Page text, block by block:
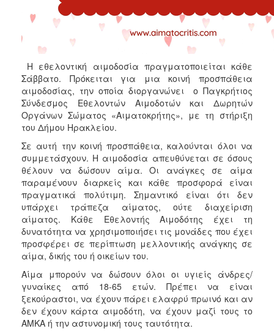
ΤΟΠΟΣ
ΠΟΛΙΤΙΣΜΟΣ
ΑΝΘΕΚΤΙΚΗ
ΠΟΛΗ
Η εθελοντική αιμοδοσία πραγματοποιείται κάθε
Σάββατο. Πρόκειται για μια κοινή προσπάθεια
αιμοδοσίας, την οποία διοργανώνει ο Παγκρήτιος
Σύνδεσμος Εθελοντών Αιμοδοτών και Δωρητών
Οργάνων Σώματος «Αιματοκρήτης», με τη στήριξη
του Δήμου Ηρακλείου.
Σε αυτή την κοινή προσπάθεια, καλούνται όλοι να
συμμετάσχουν. Η αιμοδοσία απευθύνεται σε όσους
θέλουν να δώσουν αίμα. Οι ανάγκες σε αίμα
παραμένουν διαρκείς και κάθε προσφορά είναι
πραγματικά πολύτιμη. Σημαντικό είναι ότι δεν
υπάρχει τράπεζα αίματος, ούτε διαχείριση
αίματος. Κάθε Εθελοντής Αιμοδότης έχει τη
δυνατότητα να χρησιμοποιήσει τις μονάδες που έχει
προσφέρει σε περίπτωση μελλοντικής ανάγκης σε
αίμα, δικής του ή οικείων του.
Αίμα μπορούν να δώσουν όλοι οι υγιείς άνδρες/
γυναίκες από 18-65 ετών. Πρέπει να είναι
ξεκούραστοι, να έχουν πάρει ελαφρύ πρωινό και αν
δεν έχουν κάρτα αιμοδότη, να έχουν μαζί τους το
ΑΜΚΑ ή την αστυνομική τους ταυτότητα.